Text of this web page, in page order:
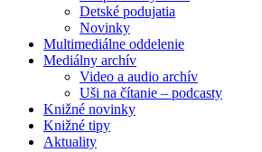
Detské podujatia
Novinky
Multimediálne oddelenie
Mediálny archív
Video a audio archív
Uši na čítanie – podcasty
Knižné novinky
Knižné tipy
Aktuality